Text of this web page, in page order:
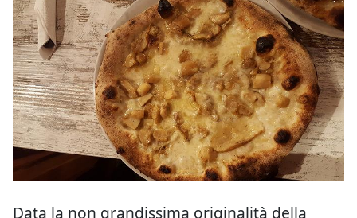
Data la non grandissima originalità della